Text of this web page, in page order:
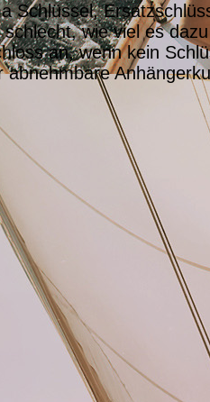
Schlüssel,
wie viel es
an, wenn kein
abnehmbare